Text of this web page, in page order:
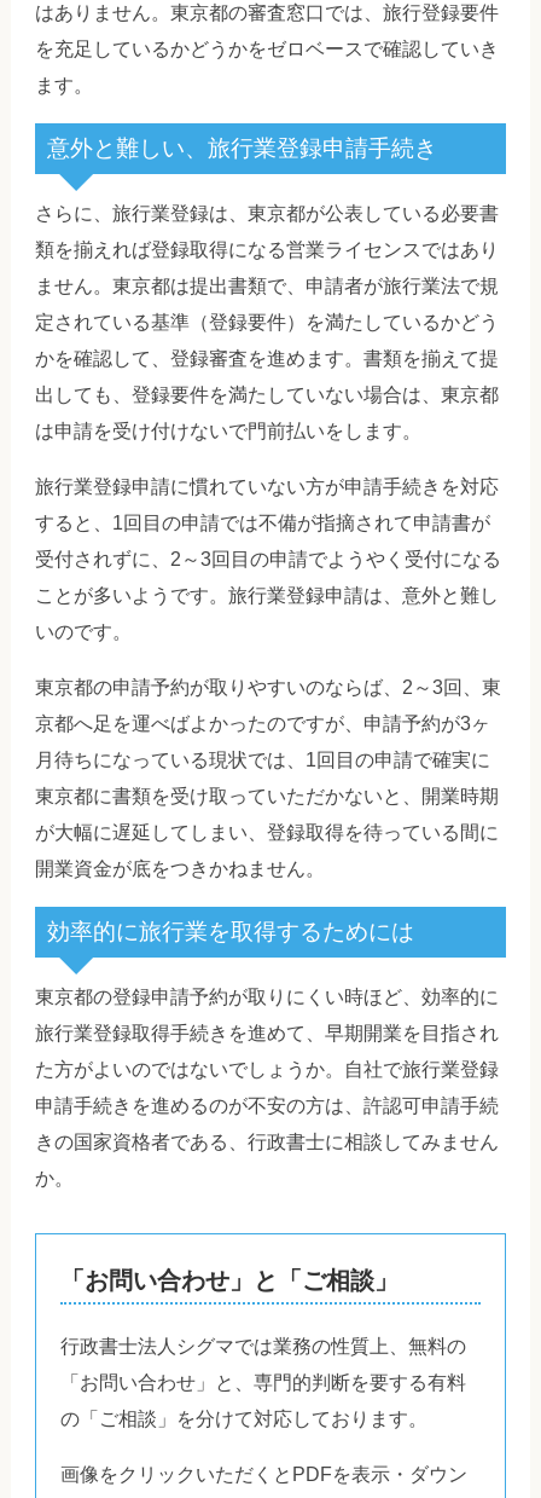
はありません。東京都の審査窓口では、旅行登録要件
を充足しているかどうかをゼロベースで確認していき
ます。
意外と難しい、旅行業登録申請手続き
さらに、旅行業登録は、東京都が公表している必要書
類を揃えれば登録取得になる営業ライセンスではあり
ません。東京都は提出書類で、申請者が旅行業法で規
定されている基準（登録要件）を満たしているかどう
かを確認して、登録審査を進めます。書類を揃えて提
出しても、登録要件を満たしていない場合は、東京都
は申請を受け付けないで門前払いをします。
旅行業登録申請に慣れていない方が申請手続きを対応
すると、1回目の申請では不備が指摘されて申請書が
受付されずに、2～3回目の申請でようやく受付になる
ことが多いようです。旅行業登録申請は、意外と難し
いのです。
東京都の申請予約が取りやすいのならば、2～3回、東
京都へ足を運べばよかったのですが、申請予約が3ヶ
月待ちになっている現状では、1回目の申請で確実に
東京都に書類を受け取っていただかないと、開業時期
が大幅に遅延してしまい、登録取得を待っている間に
開業資金が底をつきかねません。
効率的に旅行業を取得するためには
東京都の登録申請予約が取りにくい時ほど、効率的に
旅行業登録取得手続きを進めて、早期開業を目指され
た方がよいのではないでしょうか。自社で旅行業登録
申請手続きを進めるのが不安の方は、許認可申請手続
きの国家資格者である、行政書士に相談してみません
か。
「お問い合わせ」と「ご相談」
行政書士法人シグマでは業務の性質上、無料の
「お問い合わせ」と、専門的判断を要する有料
の「ご相談」を分けて対応しております。
画像をクリックいただくとPDFを表示・ダウン